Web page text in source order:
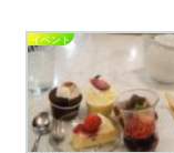
イベント